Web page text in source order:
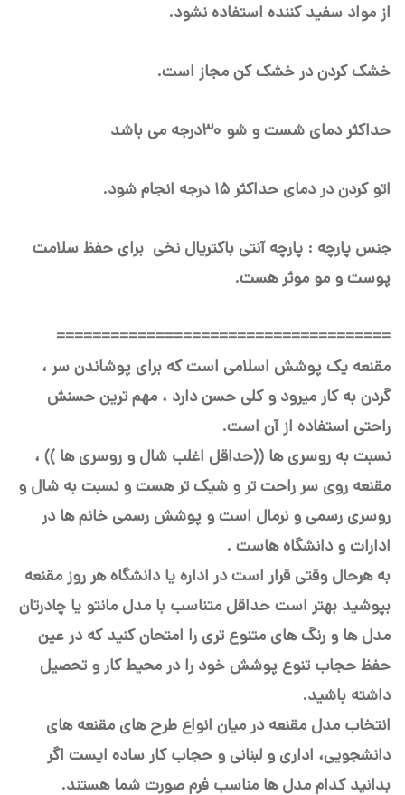
از مواد سفید کننده استفاده نشود.
خشک کردن در خشک کن مجاز است.
حداکثر دمای شست و شو ۳۰درجه می باشد
اتو کردن در دمای حداکثر ۱۵ درجه انجام شود.
جنس پارچه : پارچه آنتی باکتریال نخی برای حفظ سلامت
پوست و مو موثر هست.
=====================================
مقنعه یک پوشش اسلامی است که برای پوشاندن سر ،
گردن به کار میرود و کلی حسن دارد ، مهم ترین حسنش
راحتی استفاده از آن است.
نسبت به روسری ها ((حداقل اغلب شال و روسری ها )) ،
مقنعه روی سر راحت تر و شیک تر هست و نسبت به شال و
روسری رسمی و نرمال است و پوشش رسمی خانم ها در
ادارات و دانشگاه هاست .
به هرحال وقتی قرار است در اداره یا دانشگاه هر روز مقنعه
بپوشید بهتر است حداقل متناسب با مدل مانتو یا چادرتان
مدل ها و رنگ های متنوع تری را امتحان کنید که در عین
حفظ حجاب تنوع پوشش خود را در محیط کار و تحصیل
داشته باشید.
انتخاب مدل مقنعه در میان انواع طرح های مقنعه های
دانشجویی، اداری و لبنانی و حجاب کار ساده ایست اگر
بدانید کدام مدل ها مناسب فرم صورت شما هستند.